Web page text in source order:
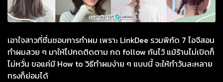
เอาใจสาวที่ชื่นชอบการทำผม เพราะ LinkDee รวมพิกัด 7 ไอจีสอน
ทำผมสวย ๆ มาให้ไปกดติดตาม กด follow กันไว้ แม้ร้านไม่เปิดก็
ไม่หวั่น ขอแค่มี How to วิธีทำผมง่าย ๆ แบบนี้ จะให้ทำวันละหลาย
ทรงก็ย่อมได้